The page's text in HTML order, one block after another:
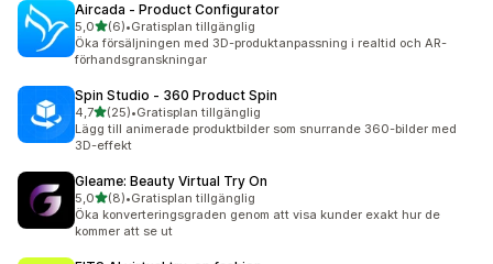
Aircada ‑ Product Configurator
5,0av 5 stjärnor
(6)
6 recensioner totalt
•Gratisplan tillgänglig
Öka försäljningen med 3D-produktanpassning i realtid och AR-
förhandsgranskningar
Spin Studio ‑ 360 Product Spin
4,7av 5 stjärnor
(25)
25 recensioner totalt
•Gratisplan tillgänglig
Lägg till animerade produktbilder som snurrande 360-bilder med
3D-effekt
Gleame: Beauty Virtual Try On
5,0av 5 stjärnor
(8)
8 recensioner totalt
•Gratisplan tillgänglig
Öka konverteringsgraden genom att visa kunder exakt hur de
kommer att se ut